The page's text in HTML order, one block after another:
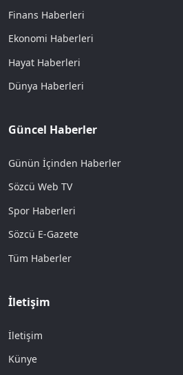
Finans Haberleri
Ekonomi Haberleri
Hayat Haberleri
Dünya Haberleri
Güncel Haberler
Günün İçinden Haberler
Sözcü Web TV
Spor Haberleri
Sözcü E-Gazete
Tüm Haberler
İletişim
İletişim
Künye